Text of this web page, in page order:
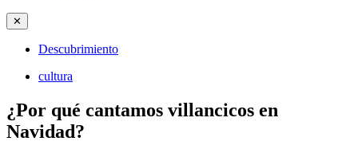
✕
Descubrimiento
cultura
¿Por qué cantamos villancicos en
Navidad?